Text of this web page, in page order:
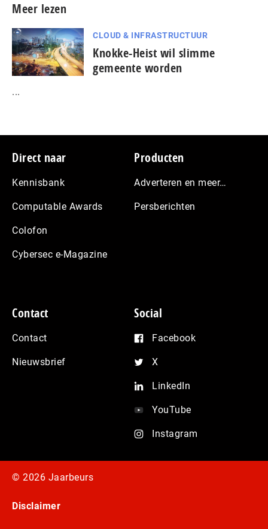
Meer lezen
CLOUD & INFRASTRUCTUUR
Knokke-Heist wil slimme
gemeente worden
...
Footer
Direct naar
Kennisbank
Computable Awards
Colofon
Cybersec e-Magazine
Producten
Adverteren en meer…
Persberichten
Contact
Contact
Nieuwsbrief
Social
Facebook
X
LinkedIn
YouTube
Instagram
© 2026 Jaarbeurs
Disclaimer